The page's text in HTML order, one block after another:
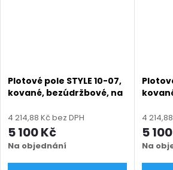
Plotové pole STYLE 10-07,
kované, bezúdržbové, na
výška 450–1750 mm),
černá RAL 9005 matná
4 214,88 Kč bez DPH
5 100 Kč
Na objednání
výška
černá
4
5
Na